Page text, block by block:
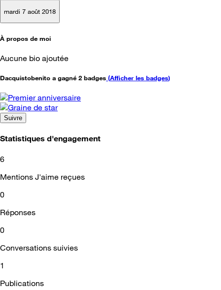
mardi 7 août 2018
À propos de moi
Aucune bio ajoutée
Dacquistobenito a gagné 2 badges (Afficher les badges)
Suivre
Statistiques d'engagement
6
Mentions J'aime reçues
0
Réponses
0
Conversations suivies
1
Publications